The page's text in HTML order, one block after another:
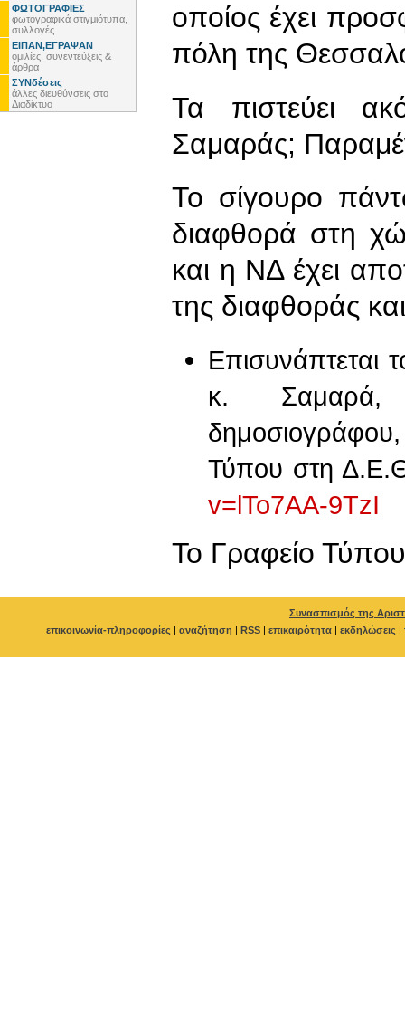
ΦΩΤΟΓΡΑΦΙΕΣ
φωτογραφικά στιγμιότυπα,
συλλογές
ΕΙΠΑΝ,ΕΓΡΑΨΑΝ
ομιλίες, συνεντεύξεις &
άρθρα
ΣΥΝδέσεις
άλλες διευθύνσεις στο
Διαδίκτυο
οποίος έχει
πόλη της
Τα πιστεύει
Σαμαράς;
Το σίγουρο
διαφθορά στη
και η ΝΔ έχει
της διαφθοράς
Επισυνάπτεται
κ. Σαμαρά,
Τύπου στη
v=lTo7AA-9TzI
To Γραφείο Τύπου
Συνασπισμός της
επικοινωνία-πληροφορίες | αναζήτηση | RSS | επικαιρότητα | εκδηλώσεις |